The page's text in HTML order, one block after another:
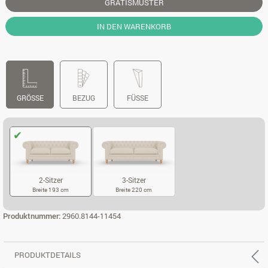
GRATISMUSTER
IN DEN WARENKORB
GRÖSSE BEZUG FÜSSE
2-Sitzer
Breite 193 cm
3-Sitzer
Breite 220 cm
Produktnummer:2960.8144-11454
PRODUKTDETAILS